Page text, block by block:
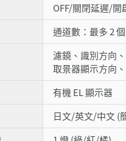
OFF/關閉延遲/
通道數：最多 2 個
濾鏡、識別方向
取景器顯示方向
有機 EL 顯示器
日文/英文/中文 (